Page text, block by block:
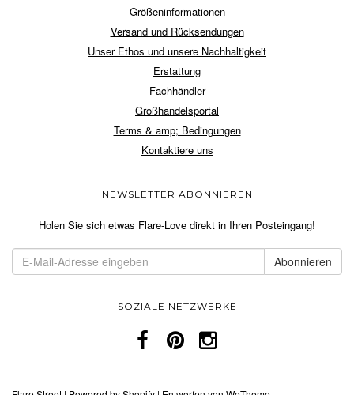
Größeninformationen
Versand und Rücksendungen
Unser Ethos und unsere Nachhaltigkeit
Erstattung
Fachhändler
Großhandelsportal
Terms & amp; Bedingungen
Kontaktiere uns
NEWSLETTER ABONNIEREN
Holen Sie sich etwas Flare-Love direkt in Ihren Posteingang!
SOZIALE NETZWERKE